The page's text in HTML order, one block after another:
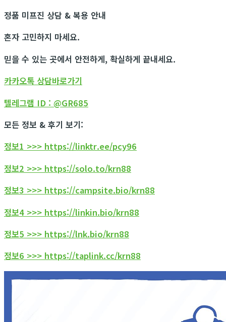
정품 미프진 상담 & 복용 안내
혼자 고민하지 마세요.
믿을 수 있는 곳에서 안전하게, 확실하게 끝내세요.
카카오톡 상담바로가기
텔레그램 ID : @GR685
모든 정보 & 후기 보기:
정보1 >>> https://linktr.ee/pcy96
정보2 >>> https://solo.to/krn88
정보3 >>> https://campsite.bio/krn88
정보4 >>> https://linkin.bio/krn88
정보5 >>> https://lnk.bio/krn88
정보6 >>> https://taplink.cc/krn88